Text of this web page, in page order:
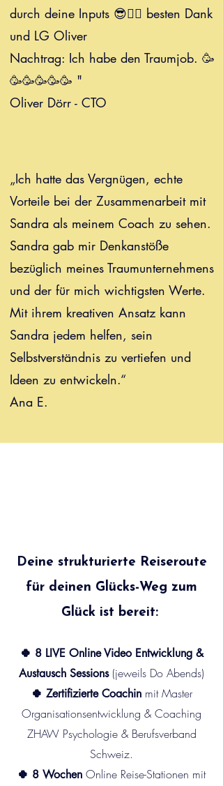
durch deine Inputs 😎👍🏻 besten Dank
und LG Oliver
Nachtrag: Ich habe den Traumjob. 🥳
🥳🥳🥳🥳🥳 "
Oliver Dörr - CTO
„Ich hatte das Vergnügen, echte
Vorteile bei der Zusammenarbeit mit
Sandra als meinem Coach zu sehen.
Sandra gab mir Denkanstöße
bezüglich meines Traumunternehmens
und der für mich wichtigsten Werte.
Mit ihrem kreativen Ansatz kann
Sandra jedem helfen, sein
Selbstverständnis zu vertiefen und
Ideen zu entwickeln.“
Ana E.
Deine strukturierte Reiseroute
für deinen Glücks-Weg zum
Glück ist bereit:
🍀 8 LIVE Online Video Entwicklung &
Austausch Sessions(jeweils Do Abends)
🍀 Zertifizierte Coachinmit Master
Organisationsentwicklung & Coaching
ZHAW Psychologie & Berufsverband
Schweiz.
🍀 8 Wochen Online Reise-Stationen mit